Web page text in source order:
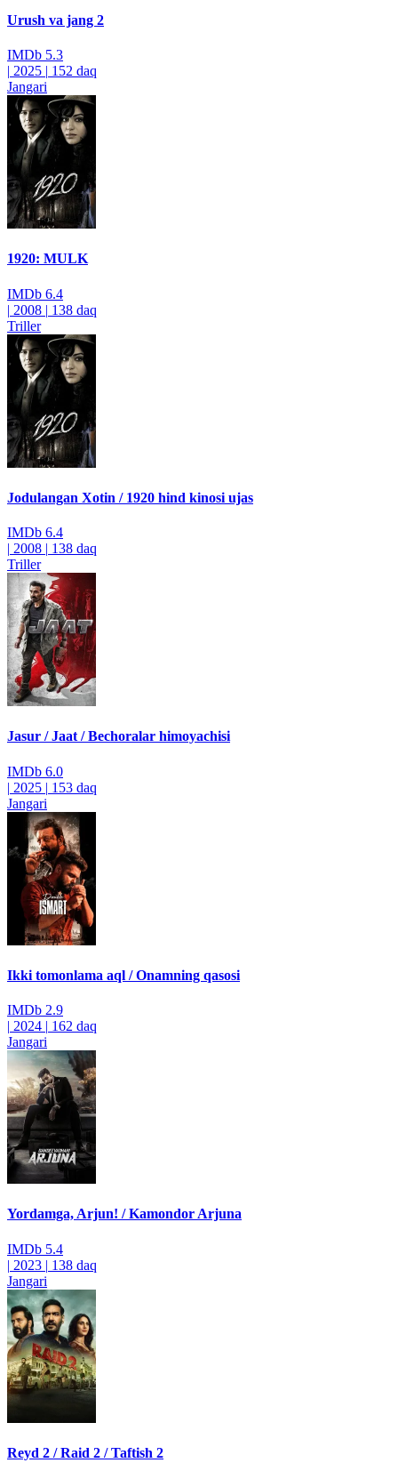
Urush va jang 2
IMDb 5.3
| 2025 | 152 daq
Jangari
1920: MULK
IMDb 6.4
| 2008 | 138 daq
Triller
Jodulangan Xotin / 1920 hind kinosi ujas
IMDb 6.4
| 2008 | 138 daq
Triller
Jasur / Jaat / Bechoralar himoyachisi
IMDb 6.0
| 2025 | 153 daq
Jangari
Ikki tomonlama aql / Onamning qasosi
IMDb 2.9
| 2024 | 162 daq
Jangari
Yordamga, Arjun! / Kamondor Arjuna
IMDb 5.4
| 2023 | 138 daq
Jangari
Reyd 2 / Raid 2 / Taftish 2